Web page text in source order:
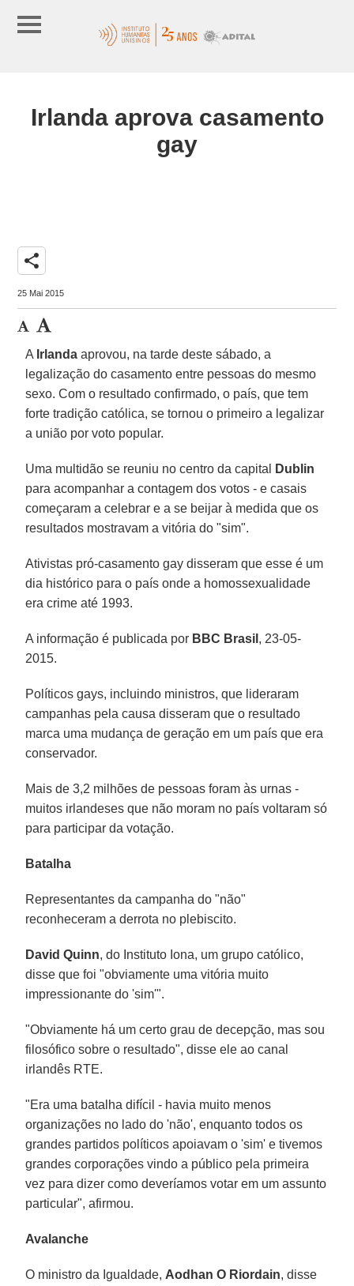
Irlanda aprova casamento
gay
share
25 Mai 2015
A Irlanda aprovou, na tarde deste sábado, a
legalização do casamento entre pessoas do mesmo
sexo. Com o resultado confirmado, o país, que tem
forte tradição católica, se tornou o primeiro a legalizar
a união por voto popular.
Uma multidão se reuniu no centro da capital
Dublin
para acompanhar a contagem dos votos - e casais
começaram a celebrar e a se beijar à medida que os
resultados mostravam a vitória do "sim".
Ativistas pró-casamento gay disseram que esse é um
dia histórico para o país onde a homossexualidade
era crime até 1993.
A informação é publicada por BBC Brasil , 23-05-
2015.
Políticos gays, incluindo ministros, que lideraram
campanhas pela causa disseram que o resultado
marca uma mudança de geração em um país que era
conservador.
Mais de 3,2 milhões de pessoas foram às urnas -
muitos irlandeses que não moram no país voltaram só
para participar da votação.
Batalha
Representantes da campanha do "não"
reconheceram a derrota no plebiscito.
David Quinn, do Instituto Iona, um grupo católico,
disse que foi "obviamente uma vitória muito
impressionante do 'sim'".
"Obviamente há um certo grau de decepção, mas sou
filosófico sobre o resultado", disse ele ao canal
irlandês RTE.
"Era uma batalha difícil - havia muito menos
organizações no lado do 'não', enquanto todos os
grandes partidos políticos apoiavam o 'sim' e tivemos
grandes corporações vindo a público pela primeira
vez para dizer como deveríamos votar em um assunto
particular", afirmou.
Avalanche
O ministro da Igualdade, Aodhan O Riordain, disse